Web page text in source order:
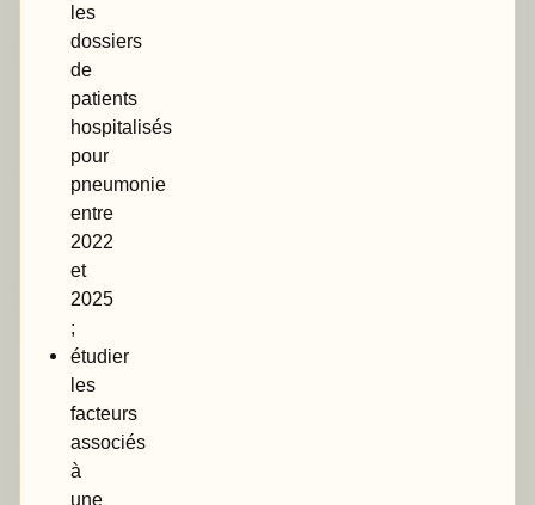
les
dossiers
de
patients
hospitalisés
pour
pneumonie
entre
2022
et
2025
;
étudier
les
facteurs
associés
à
une